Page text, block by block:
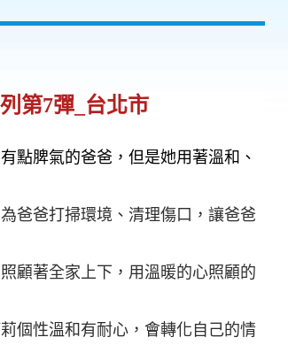
第7彈_台北市
點脾氣的爸爸，但是她用著溫和、
爸爸打掃環境、清理傷口，讓爸爸
顧著全家上下，用溫暖的心照顧的
個性溫和有耐心，會轉化自己的情